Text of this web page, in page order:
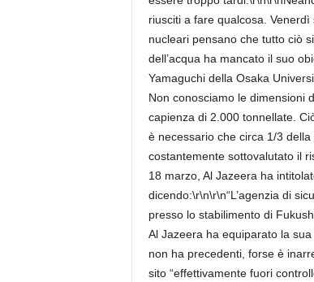
riusciti a fare qualcosa.
nucleari pensano che tutto ciò
dell’acqua ha mancato il suo
Yamaguchi della Osaka
Non conosciamo le dimensioni
capienza di 2.000 tonnellate.
è necessario che circa 1/3 della
costantemente sottovalutato il
18 marzo, Al Jazeera ha
dicendo:\r\n\r\n“L’agenzia di
presso lo stabilimento di
Al Jazeera ha equiparato la
non ha precedenti, forse è
sito “effettivamente fuori